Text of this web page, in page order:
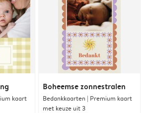
kaart
Boheemse zonnestralen
Bedankkaarten | Premium kaart
met keuze uit 3